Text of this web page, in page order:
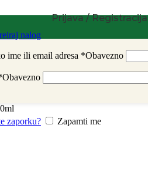
Prijava / Registracija
nalog
ime ili email adresa *Obavezno
Obavezno
zaporku? Zapamti me